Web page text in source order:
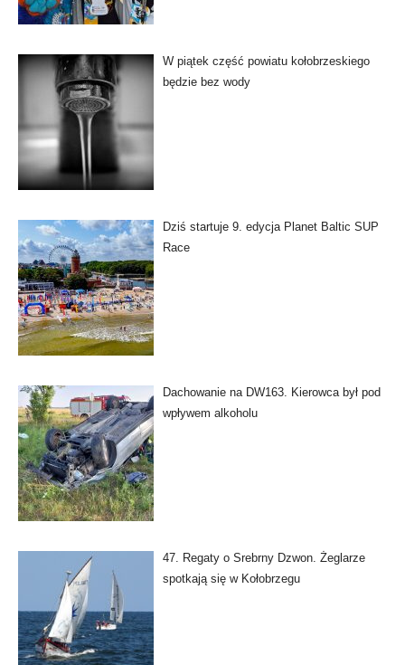
W piątek część powiatu kołobrzeskiego
będzie bez wody
Dziś startuje 9. edycja Planet Baltic SUP
Race
Dachowanie na DW163. Kierowca był pod
wpływem alkoholu
47. Regaty o Srebrny Dzwon. Żeglarze
spotkają się w Kołobrzegu